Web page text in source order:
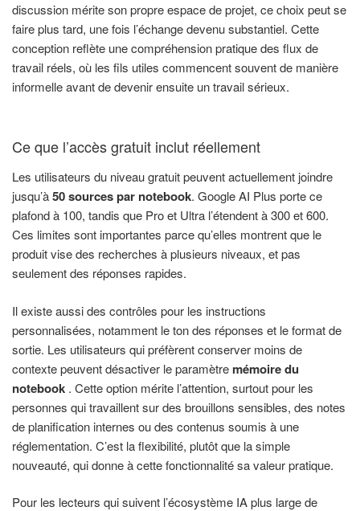
discussion mérite son propre espace de projet, ce choix peut se
faire plus tard, une fois l’échange devenu substantiel. Cette
conception reflète une compréhension pratique des flux de
travail réels, où les fils utiles commencent souvent de manière
informelle avant de devenir ensuite un travail sérieux.
Ce que l’accès gratuit inclut réellement
Les utilisateurs du niveau gratuit peuvent actuellement joindre
jusqu’à50 sources par notebook. Google AI Plus porte ce
plafond à 100, tandis que Pro et Ultra l’étendent à 300 et 600.
Ces limites sont importantes parce qu’elles montrent que le
produit vise des recherches à plusieurs niveaux, et pas
seulement des réponses rapides.
Il existe aussi des contrôles pour les instructions
personnalisées, notamment le ton des réponses et le format de
sortie. Les utilisateurs qui préfèrent conserver moins de
contexte peuvent désactiver le paramètre mémoire du
notebook . Cette option mérite l’attention, surtout pour les
personnes qui travaillent sur des brouillons sensibles, des notes
de planification internes ou des contenus soumis à une
réglementation. C’est la flexibilité, plutôt que la simple
nouveauté, qui donne à cette fonctionnalité sa valeur pratique.
Pour les lecteurs qui suivent l’écosystème IA plus large de